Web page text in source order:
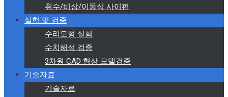
취수/비상/이동식 사이펀
실험 및 검증
수리모형 실험
수치해석 검증
3차원 CAD 형상 모델검증
기술자료
기술자료